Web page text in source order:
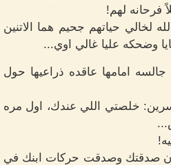
فرحانه لهم!
حياتهم جحيم هما الاتنين
وضحكه عليا غالي اوي...
امامها عاقده ذراعيها حول
خلصتي اللي عندك، اول مره
صدقتك وصدقت حركات ابنك في